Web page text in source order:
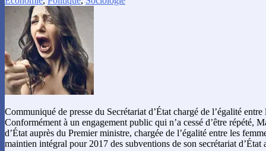
Communiqué de presse du Secrétariat d’État chargé de l’égalité
Conformément à un engagement public qui n’a cessé d’être répété,
d’État auprès du Premier ministre, chargée de l’égalité entre les
maintien intégral pour 2017 des subventions de son secrétariat